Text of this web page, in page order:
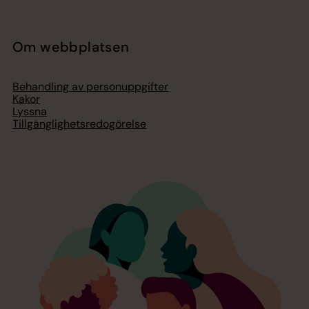
Om webbplatsen
Behandling av personuppgifter
Kakor
Lyssna
Tillgänglighetsredogörelse